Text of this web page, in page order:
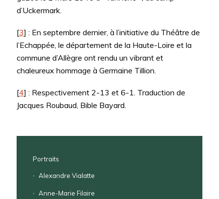
d’Uckermark.
[3] : En septembre dernier, à l’initiative du Théâtre de
l’Echappée, le département de la Haute-Loire et la
commune d’Allègre ont rendu un vibrant et
chaleureux hommage à Germaine Tillion.
[4] : Respectivement 2-13 et 6-1. Traduction de
Jacques Roubaud, Bible Bayard.
Portraits
Alexandre Vialatte
Anne-Marie Filaire